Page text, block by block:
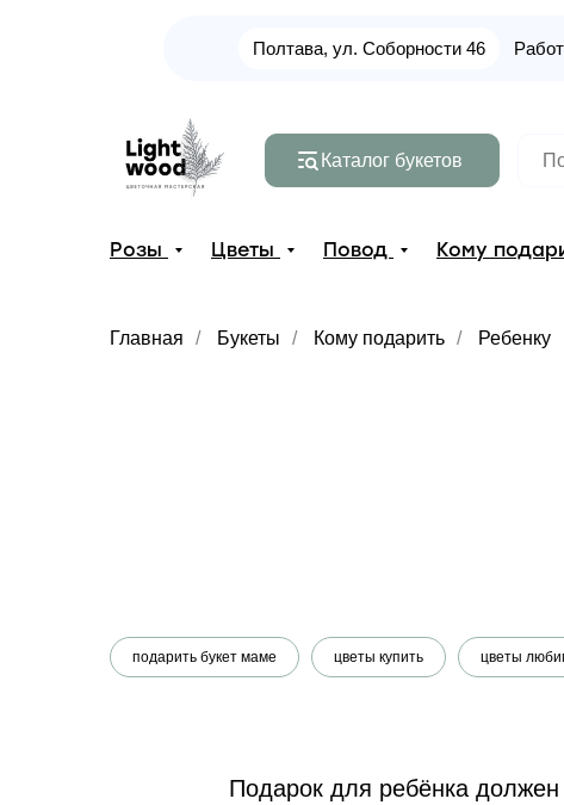
Полтава, ул. Соборности 46
Каталог букетов
Розы Цветы Повод Кому
Главная / Букеты / Кому подарить / Ребенку
подарить букет маме цветы купить цветы
Подарок для ребёнка